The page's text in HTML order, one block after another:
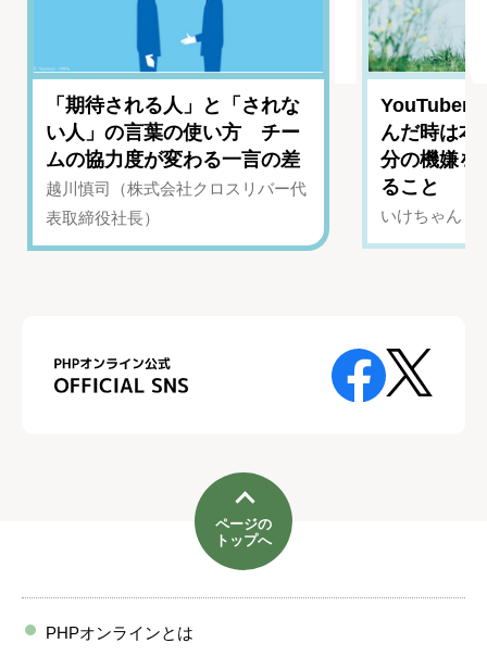
「期待される人」と「されな
い人」の言葉の使い方 チー
ムの協力度が変わる一言の差
越川慎司（株式会社クロスリバー代
表取締役社長）
YouTuber
んだ時は
分の機嫌を
ること
いけちゃん（
ページの
トップへ
PHPオンラインとは